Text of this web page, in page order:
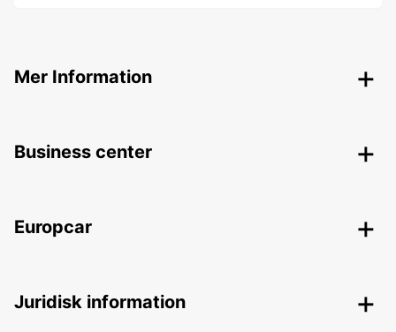
Mer Information
Business center
Europcar
Juridisk information